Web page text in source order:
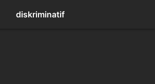
diskriminatif